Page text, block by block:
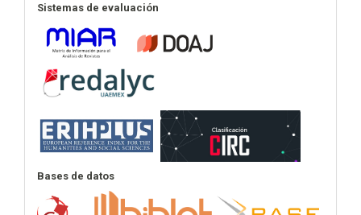
Sistemas de evaluación
Bases de datos